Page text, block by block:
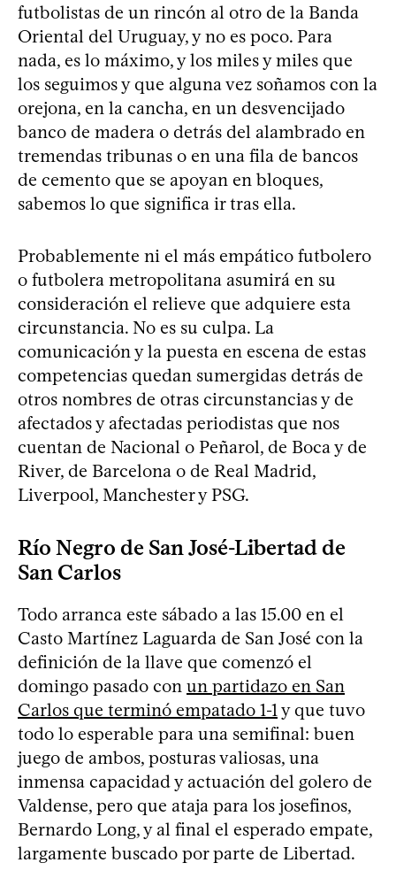
futbolistas de un rincón al otro de la Banda
Oriental del Uruguay, y no es poco. Para
nada, es lo máximo, y los miles y miles que
los seguimos y que alguna vez soñamos con la
orejona, en la cancha, en un desvencijado
banco de madera o detrás del alambrado en
tremendas tribunas o en una fila de bancos
de cemento que se apoyan en bloques,
sabemos lo que significa ir tras ella.
Probablemente ni el más empático futbolero
o futbolera metropolitana asumirá en su
consideración el relieve que adquiere esta
circunstancia. No es su culpa. La
comunicación y la puesta en escena de estas
competencias quedan sumergidas detrás de
otros nombres de otras circunstancias y de
afectados y afectadas periodistas que nos
cuentan de Nacional o Peñarol, de Boca y de
River, de Barcelona o de Real Madrid,
Liverpool, Manchester y PSG.
Río Negro de San José-Libertad de
San Carlos
Todo arranca este sábado a las 15.00 en el
Casto Martínez Laguarda de San José con la
definición de la llave que comenzó el
domingo pasado con un partidazo en San
Carlos que terminó empatado 1-1 y que tuvo
todo lo esperable para una semifinal: buen
juego de ambos, posturas valiosas, una
inmensa capacidad y actuación del golero de
Valdense, pero que ataja para los josefinos,
Bernardo Long, y al final el esperado empate,
largamente buscado por parte de Libertad.